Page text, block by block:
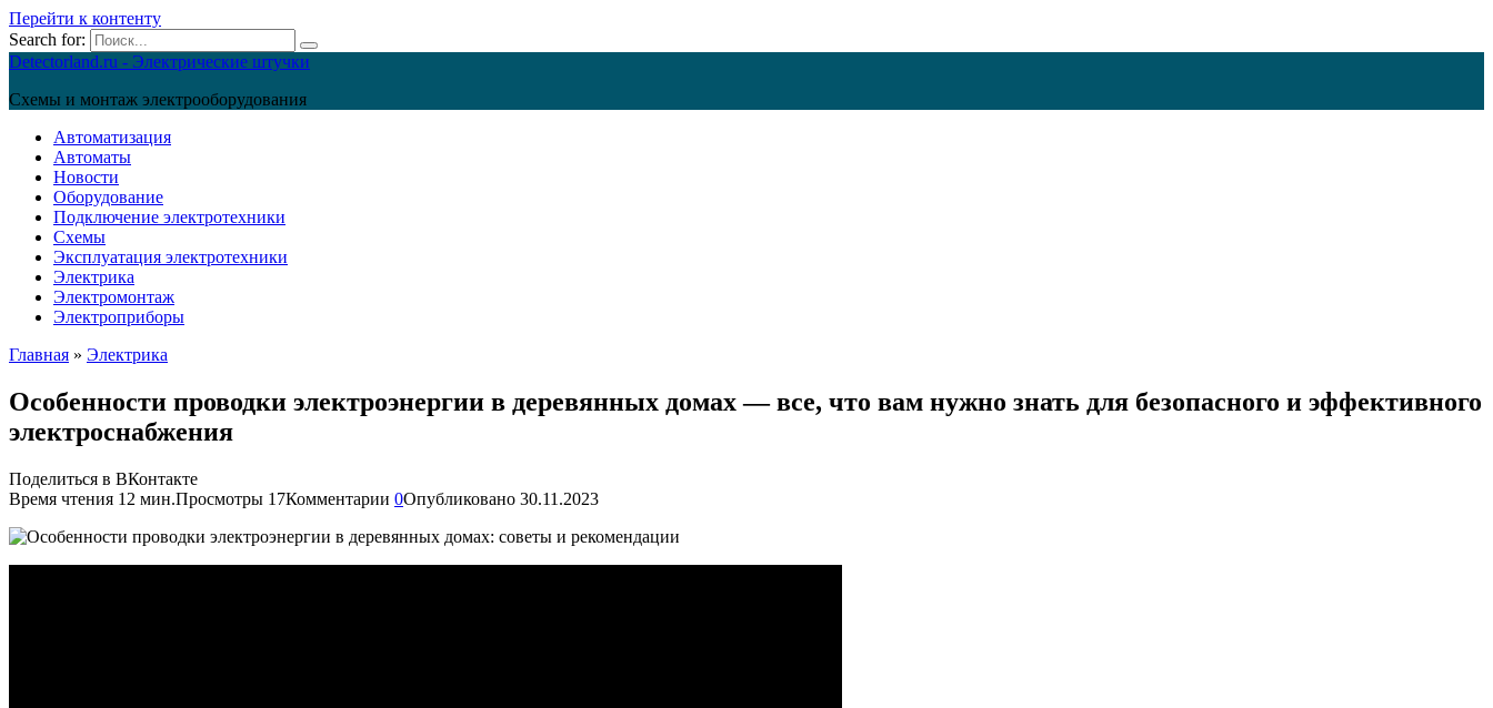
Перейти к контенту
Search for:
Detectorland.ru - Электрические штучки
Схемы и монтаж электрооборудования
Автоматизация
Автоматы
Новости
Оборудование
Подключение электротехники
Схемы
Эксплуатация электротехники
Электрика
Электромонтаж
Электроприборы
Главная » Электрика
Особенности проводки электроэнергии в деревянных домах — все, что вам нужно знать для безопасного и эффективного
электроснабжения
Поделиться в ВКонтакте
Время чтения 12 мин.Просмотры 17Комментарии 0Опубликовано 30.11.2023